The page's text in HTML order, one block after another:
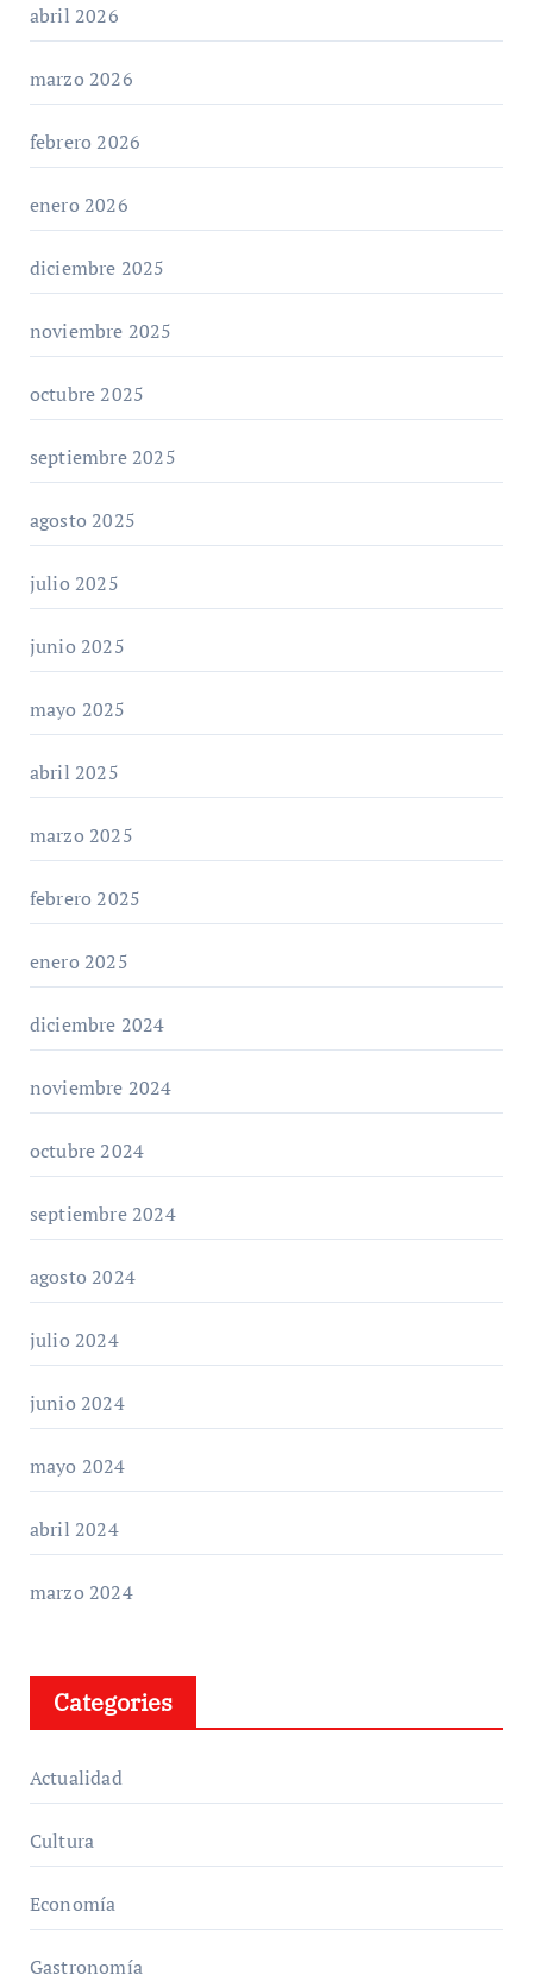
abril 2026
marzo 2026
febrero 2026
enero 2026
diciembre 2025
noviembre 2025
octubre 2025
septiembre 2025
agosto 2025
julio 2025
junio 2025
mayo 2025
abril 2025
marzo 2025
febrero 2025
enero 2025
diciembre 2024
noviembre 2024
octubre 2024
septiembre 2024
agosto 2024
julio 2024
junio 2024
mayo 2024
abril 2024
marzo 2024
Categories
Actualidad
Cultura
Economía
Gastronomía